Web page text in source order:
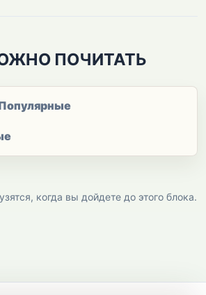
ПОЧИТАТЬ
когда вы дойдете до этого блока.